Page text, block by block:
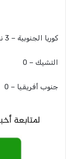
كوريا الجنوبية – 3 نقاط
التشيك – 0
جنوب أفريقيا – 0